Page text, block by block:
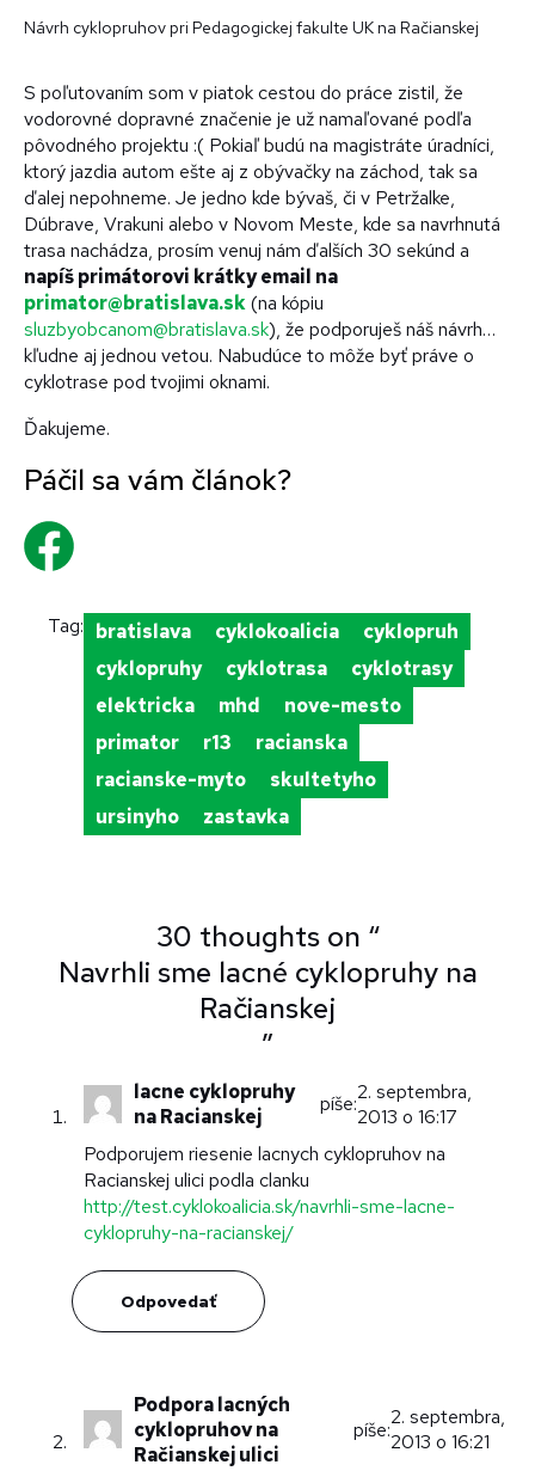
Návrh cyklopruhov pri Pedagogickej fakulte UK na Račianskej
S poľutovaním som v piatok cestou do práce zistil, že
vodorovné dopravné značenie je už namaľované podľa
pôvodného projektu :( Pokiaľ budú na magistráte úradníci,
ktorý jazdia autom ešte aj z obývačky na záchod, tak sa
ďalej nepohneme. Je jedno kde bývaš, či v Petržalke,
Dúbrave, Vrakuni alebo v Novom Meste, kde sa navrhnutá
trasa nachádza, prosím venuj nám ďalších 30 sekúnd a
napíš primátorovi krátky email na
primator@bratislava.sk(na kópiu
sluzbyobcanom@bratislava.sk), že podporuješ náš návrh…
kľudne aj jednou vetou. Nabudúce to môže byť práve o
cyklotrase pod tvojimi oknami.
Ďakujeme.
Tag: bratislava cyklokoalicia
cyklopruh
cyklopruhy
cyklotrasa
cyklotrasy
elektricka
mhd
nove-mesto
primator
r13
racianska
racianske-myto
skultetyho
ursinyho
zastavka
30 thoughts on “
Navrhli sme lacné cyklopruhy na
Račianskej
”
lacne cyklopruhy
na Racianskej
píše:2. septembra,
2013 o 16:17
Podporujem riesenie lacnych cyklopruhov na
Racianskej ulici podla clanku
http://test.cyklokoalicia.sk/navrhli-sme-lacne-
cyklopruhy-na-racianskej/
Odpovedať
Podpora lacných
cyklopruhov na
Račianskej ulici
píše:2. septembra,
2013 o 16:21